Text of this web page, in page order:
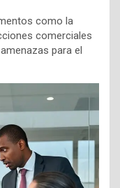
como la
comerciales
para el